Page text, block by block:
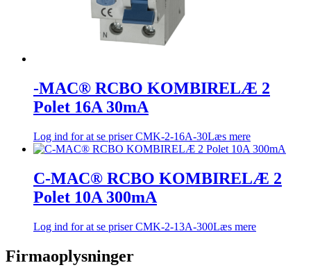
-MAC® RCBO KOMBIRELÆ 2
Polet 16A 30mA
Log ind for at se priserCMK-2-16A-30Læs mere
C-MAC® RCBO KOMBIRELÆ 2
Polet 10A 300mA
Log ind for at se priserCMK-2-13A-300Læs mere
Firmaoplysninger